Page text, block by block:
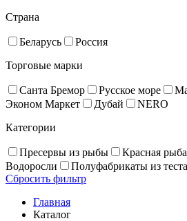
Страна
Беларусь
Россия
Торговые марки
Санта Бремор Русское море
Эконом Маркет
Дубай
NERO
Категории
Пресервы из рыбы Красная рыба
Водоросли
Полуфабрикаты из теста
Сбросить фильтр
Главная
Каталог